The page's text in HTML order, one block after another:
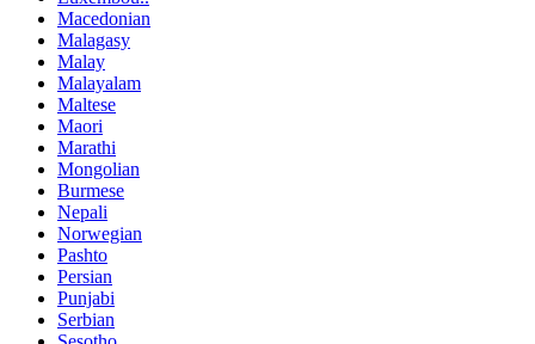
Macedonian
Malagasy
Malay
Malayalam
Maltese
Maori
Marathi
Mongolian
Burmese
Nepali
Norwegian
Pashto
Persian
Punjabi
Serbian